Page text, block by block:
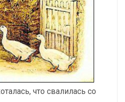
что свалилась со